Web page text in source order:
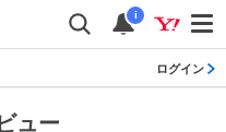
i
ログイン
ュー